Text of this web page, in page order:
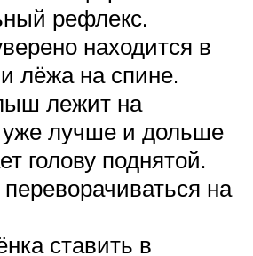
рефлекс.
находится в
лёжа на спине.
лежит на
уже лучше и дольше
голову поднятой.
на
ставить в